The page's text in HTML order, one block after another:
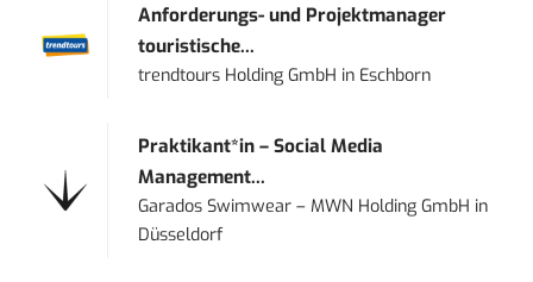
Anforderungs- und Projektmanager
touristische...
trendtours Holding GmbH in Eschborn
Praktikant*in – Social Media
Management...
Garados Swimwear – MWN Holding GmbH in
Düsseldorf